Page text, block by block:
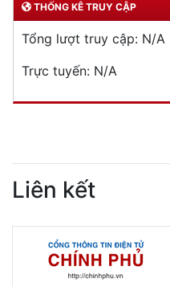
THỐNG KÊ TRUY CẬP
Tổng lượt truy cập: N/A
Trực tuyến: N/A
Liên kết